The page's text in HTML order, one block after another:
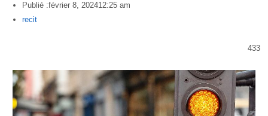
Publié :février 8, 202412:25 am
Author
recit
433